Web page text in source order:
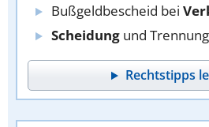
Bußgeldbescheid bei
Scheidung und
Rechtstipps